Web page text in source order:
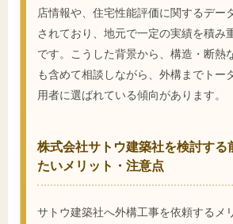
店情報や、住宅性能評価に関するデー
されており、地元で一定の実績を積み
です。こうした背景から、構造・断熱
も含めて相談しながら、外構までトー
用者に選ばれている傾向があります。
株式会社サトウ建築社を検討する
たいメリット・注意点
サトウ建築社へ外構工事を依頼するメ